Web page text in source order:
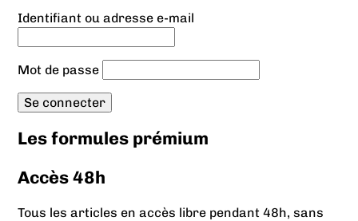
Identifiant ou adresse e-mail
Mot de passe
Les formules prémium
Accès 48h
Tous les articles en accès libre pendant 48h, sans